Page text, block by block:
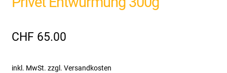
CHF 65.00
inkl. MwSt. zzgl. Versandkosten